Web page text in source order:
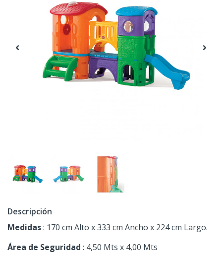
Descripción
Medidas: 170 cm Alto x 333 cm Ancho x 224 cm Largo.
Área de Seguridad : 4,50 Mts x 4,00 Mts